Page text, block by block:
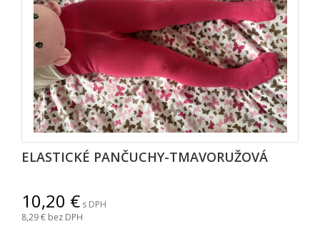
ELASTICKÉ PANČUCHY-TMAVORUŽOVÁ
10,20
s DPH
8,29 bez DPH